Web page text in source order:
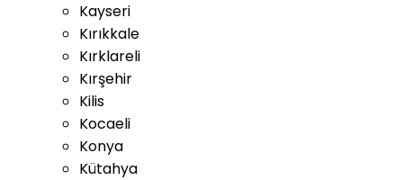
Kayseri
Kırıkkale
Kırklareli
Kırşehir
Kilis
Kocaeli
Konya
Kütahya